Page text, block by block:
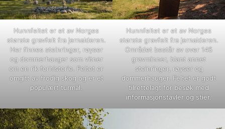
Hunnfeltet er et av Norges
største gravfelt fra jernalderen.
Her finnes steinringer, røyser
og dommerhauger som vitner
om en rik forhistorie. Feltet er
omgitt av frodig skog og er et
populært turmål.
Hunnfeltet er et av Norges
største gravfelt fra jernalderen.
Området består av over 145
gravminner, blant annet
steinringer, røyser og
dommerhauger. Feltet er godt
tilrettelagt for besøk med
informasjonstavler og stier.